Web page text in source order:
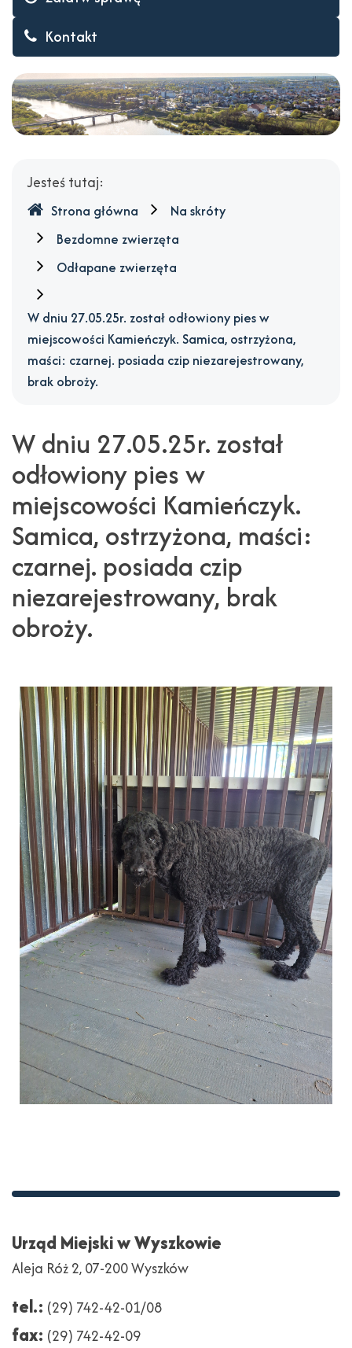
czarnej.
posiada
czip
niezarejestrowany,
obroży.
Gmina
Wyszków
Kontakt
Gdzie
jesteśmy
Jesteś tutaj:
Strona główna
Na skróty
Bezdomne zwierzęta
Odłapane zwierzęta
W dniu 27.05.25r. został odłowiony pies w
miejscowości Kamieńczyk. Samica, ostrzyżona,
maści: czarnej. posiada czip niezarejestrowany,
brak obroży.
W dniu 27.05.25r. został
odłowiony pies w
miejscowości Kamieńczyk.
Samica, ostrzyżona, maści:
czarnej. posiada czip
niezarejestrowany, brak
obroży.
Stopka
Adres
Urząd Miejski w Wyszkowie
Aleja Róż 2, 07-200 Wyszków
tel.: (29) 742-42-01/08
fax: (29) 742-42-09